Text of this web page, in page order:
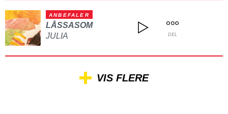
ANBEFALER
LÅSSASOM
JULIA
DEL
VIS FLERE